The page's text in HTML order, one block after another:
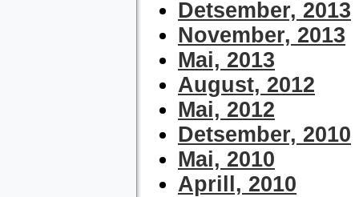
Detsember, 2013
November, 2013
Mai, 2013
August, 2012
Mai, 2012
Detsember, 2010
Mai, 2010
Aprill, 2010